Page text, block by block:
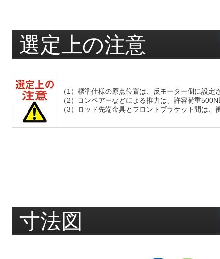
選定上の注意
（1）標準仕様の原点位置は、反モーター側に設
（2）コンベアーなどによる推力は、許容荷重
（3）ロッド先端金具とフロントブラケット間は
寸法図